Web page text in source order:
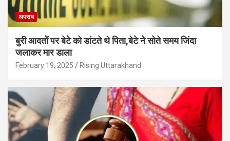
अपराध
बुरी आदतों पर बेटे को डांटते थे पिता,बेटे ने सोते समय जिंदा
जलाकर मार डाला
February 19, 2025 Rising Uttarakhand